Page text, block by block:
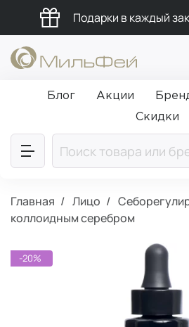
Подарки в каждый
Бесплатная
Промокод
Блог Акции
Скидки
Главная Лицо
коллоидным серебром
-20%